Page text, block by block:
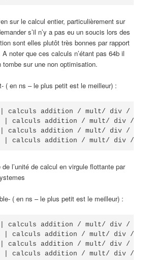
sur le calcul entier, particulièrement sur
s’il n’y a pas eu un soucis lors des
sont elles plutôt très bonnes par rapport
noter que ces calculs n’étant pas 64b il
tombe sur une non optimisation.
( en ns – le plus petit est le meilleur) :
calculs addition / mult/ div /
| calculs addition / mult/ div /
calculs addition / mult/ div /
| calculs addition / mult/ div /
l’unité de calcul en virgule flottante par
( en ns – le plus petit est le meilleur) :
calculs addition / mult/ div /
| calculs addition / mult/ div /
calculs addition / mult/ div /
| calculs addition / mult/ div /